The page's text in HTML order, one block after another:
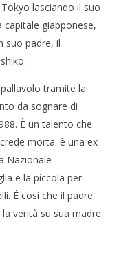
lasciando il suo
capitale giapponese,
suo padre, il
tramite la
da sognare di
È un talento che
morta: è una ex
Nazionale
e la piccola per
È così che il padre
verità su sua madre.